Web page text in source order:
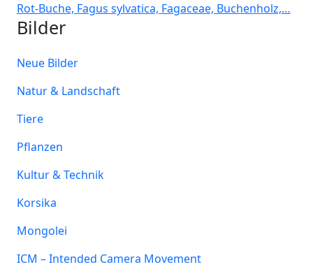
Rot-Buche, Fagus sylvatica, Fagaceae, Buchenholz,…
Bilder
Neue Bilder
Natur & Landschaft
Tiere
Pflanzen
Kultur & Technik
Korsika
Mongolei
ICM – Intended Camera Movement